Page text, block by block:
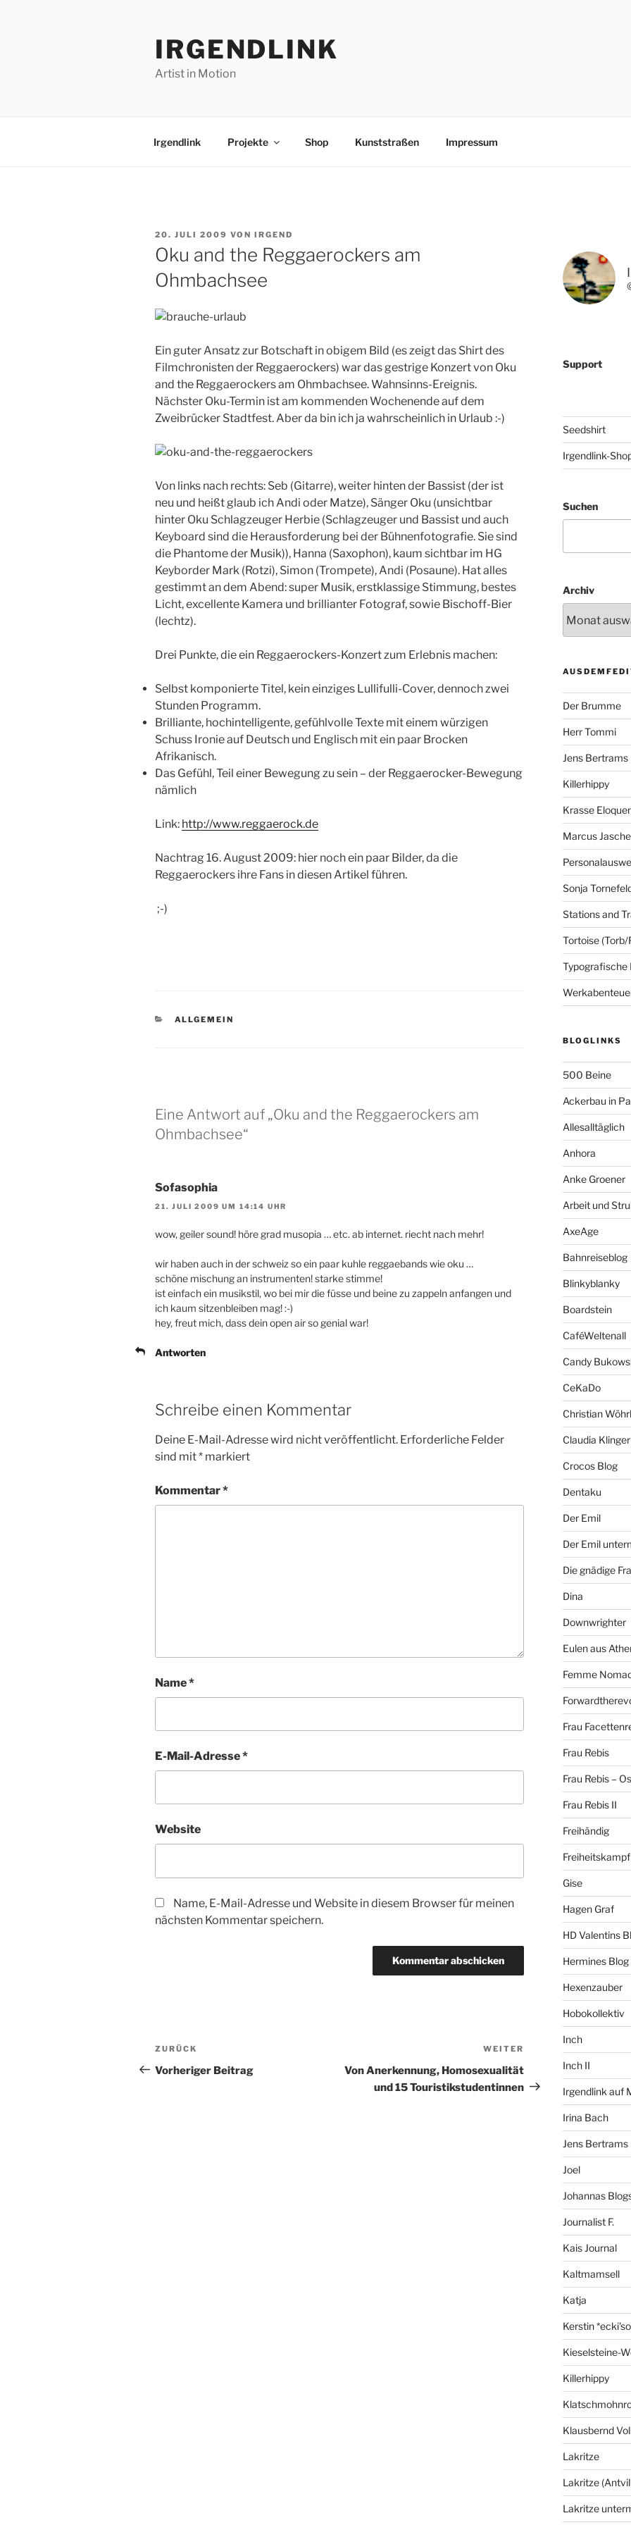
IRGENDLINK
Artist in Motion
Irgendlink Projekte Shop Kunststraßen Impressum
VERÖFFENTLICHT
AM
20. JULI 2009 VON IRGEND
Oku and the Reggaerockers am
Ohmbachsee
Ein guter Ansatz zur Botschaft in obigem Bild (es zeigt das Shirt des
Filmchronisten der Reggaerockers) war das gestrige Konzert von Oku
and the Reggaerockers am Ohmbachsee. Wahnsinns-Ereignis.
Nächster Oku-Termin ist am kommenden Wochenende auf dem
Zweibrücker Stadtfest. Aber da bin ich ja wahrscheinlich in Urlaub :-)
Von links nach rechts: Seb (Gitarre), weiter hinten der Bassist (der ist
neu und heißt glaub ich Andi oder Matze), Sänger Oku (unsichtbar
hinter Oku Schlagzeuger Herbie (Schlagzeuger und Bassist und auch
Keyboard sind die Herausforderung bei der Bühnenfotografie. Sie sind
die Phantome der Musik)), Hanna (Saxophon), kaum sichtbar im HG
Keyborder Mark (Rotzi), Simon (Trompete), Andi (Posaune). Hat alles
gestimmt an dem Abend: super Musik, erstklassige Stimmung, bestes
Licht, excellente Kamera und brillianter Fotograf, sowie Bischoff-Bier
(lechtz).
Drei Punkte, die ein Reggaerockers-Konzert zum Erlebnis machen:
Selbst komponierte Titel, kein einziges Lullifulli-Cover, dennoch zwei
Stunden Programm.
Brilliante, hochintelligente, gefühlvolle Texte mit einem würzigen
Schuss Ironie auf Deutsch und Englisch mit ein paar Brocken
Afrikanisch.
Das Gefühl, Teil einer Bewegung zu sein – der Reggaerocker-Bewegung
nämlich
Link: http://www.reggaerock.de
Nachtrag 16. August 2009: hier noch ein paar Bilder, da die
Reggaerockers ihre Fans in diesen Artikel führen.
;-)
KATEGORIEN
ALLGEMEIN
Eine Antwort auf „Oku and the Reggaerockers am
Ohmbachsee“
Sofasophia
21. JULI 2009 UM 14:14 UHR
wow, geiler sound! höre grad musopia … etc. ab internet. riecht nach mehr!
wir haben auch in der schweiz so ein paar kuhle reggaebands wie oku …
schöne mischung an instrumenten! starke stimme!
ist einfach ein musikstil, wo bei mir die füsse und beine zu zappeln anfangen und
ich kaum sitzenbleiben mag! :-)
hey, freut mich, dass dein open air so genial war!
Antworten
Schreibe einen Kommentar
Deine E-Mail-Adresse wird nicht veröffentlicht. Erforderliche Felder
sind mit* markiert
Kommentar*
Name*
E-Mail-Adresse*
Website
Name, E-Mail-Adresse und Website in diesem Browser für meinen
nächsten Kommentar speichern.
Beitragsnavigation
Vorheriger
Beitrag
ZURÜCK
Vorheriger Beitrag
Nächster
Beitrag
WEITER
Von Anerkennung, Homosexualität
und 15 Touristikstudentinnen
Support
Seedshirt
Irgendlink-
Suchen
Archiv
Der Brumme
Herr Tommi
Jens Bertrams
Killerhippy
Krasse
Marcus
Sonja
Stations and
Tortoise (Torb/
Typografische
BLOGLINKS
500 Beine
Ackerbau in
Allesalltäglich
Anhora
Anke Groener
Arbeit und
AxeAge
Bahnreiseblog
Blinkyblanky
Boardstein
CaféWeltenall
Candy
CeKaDo
Christian Wöhrl
Claudia Klinger
Crocos Blog
Dentaku
Der Emil
Der Emil
Die gnädige
Dina
Downwrighter
Eulen aus
Femme
Frau
Frau Rebis
Frau Rebis –
Frau Rebis II
Freihändig
Freiheitskampf
Gise
Hagen Graf
HD Valentins
Hermines Blog
Hexenzauber
Hobokollektiv
Inch
Inch II
Irgendlink auf
Irina Bach
Jens Bertrams
Joel
Johannas
Journalist F.
Kais Journal
Kaltmamsell
Katja
Kerstin
Kieselsteine-
Killerhippy
Klausbernd
Lakritze
Lakritze
Lakritze